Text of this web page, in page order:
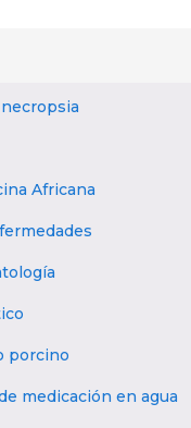
Africana
porcino
medicación en agua